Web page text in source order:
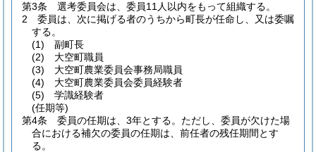
第3条
選考委員会は、委員11人以内をもって組織する。
2
委員は、次に掲げる者のうちから町長が任命し、又は委嘱
する。
(1)
副町長
(2)
大空町職員
(3)
大空町農業委員会事務局職員
(4)
大空町農業委員会委員経験者
(5)
学識経験者
(任期等)
第4条
委員の任期は、3年とする。 ただし、委員が欠けた場
合における補欠の委員の任期は、前任者の残任期間とす
る。